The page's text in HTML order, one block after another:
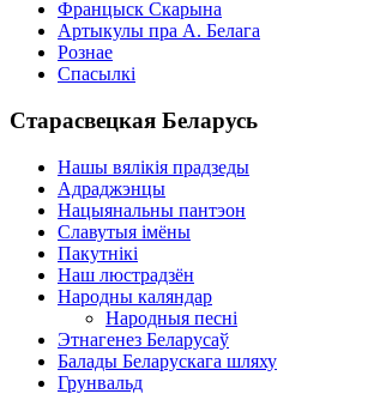
Францыск Скарына
Артыкулы пра А. Белага
Рознае
Спасылкі
Старасвецкая Беларусь
Нашы вялікія прадзеды
Адраджэнцы
Нацыянальны пантэон
Славутыя імёны
Пакутнікі
Наш люстрадзён
Народны каляндар
Народныя песні
Этнагенез Беларусаў
Балады Беларускага шляху
Грунвальд